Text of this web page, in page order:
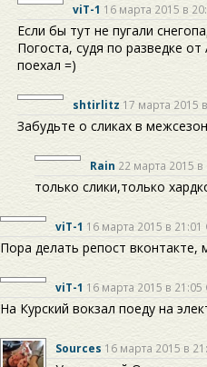
viT-1 16 марта 2015 в
Если бы тут не пугали
Погоста, судя по разведке
поехал =)
shtirlitz 17 марта 2015
Забудьте о сликах в
Rain 22 марта 2015 в
только слики,только
viT-1 16 марта 2015 в 21:01
Пора делать репост вконтакте,
viT-1 16 марта 2015 в 21:05
На Курский вокзал поеду на
Sources 16 марта 2015 в